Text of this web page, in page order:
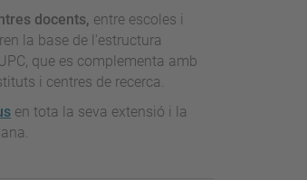
docents, entre escoles i
la base de l'estructura
que es complementa amb
i centres de recerca.
en tota la seva extensió i la